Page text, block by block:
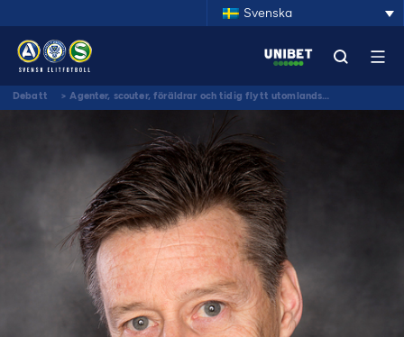
Svenska
Debatt > Agenter, scouter, föräldrar och tidig flytt utomlands…